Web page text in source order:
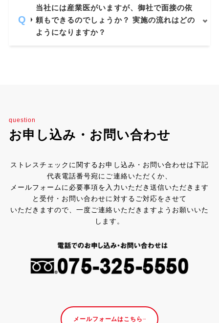
当社には産業医がいますが、御社で面接の依
頼もできるのでしょうか？ 実施の流れはどの
ようになりますか？
question
お申し込み・お問い合わせ
ストレスチェックに関するお申し込み・お問い合わせは下記
代表電話番号宛にご連絡いただくか、
メールフォームに必要事項を入力いただき送信いただきます
と受付・お問い合わせに対するご対応をさせて
いただきますので、一度ご連絡いただきますようお願いいた
します。
メールフォームはこちら